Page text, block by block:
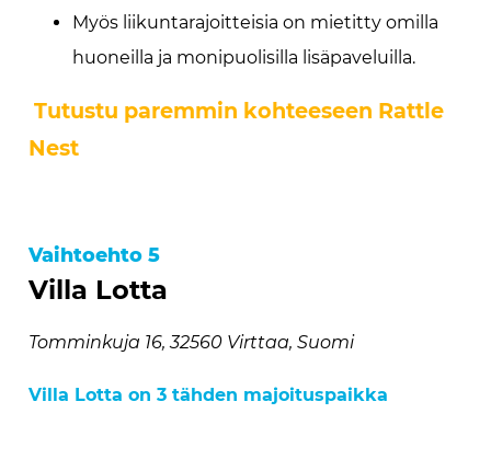
Myös liikuntarajoitteisia on mietitty omilla
huoneilla ja monipuolisilla lisäpaveluilla.
Tutustu paremmin kohteeseen Rattle
Nest
Vaihtoehto 5
Villa Lotta
Tomminkuja 16, 32560 Virttaa, Suomi
Villa Lotta on 3 tähden majoituspaikka